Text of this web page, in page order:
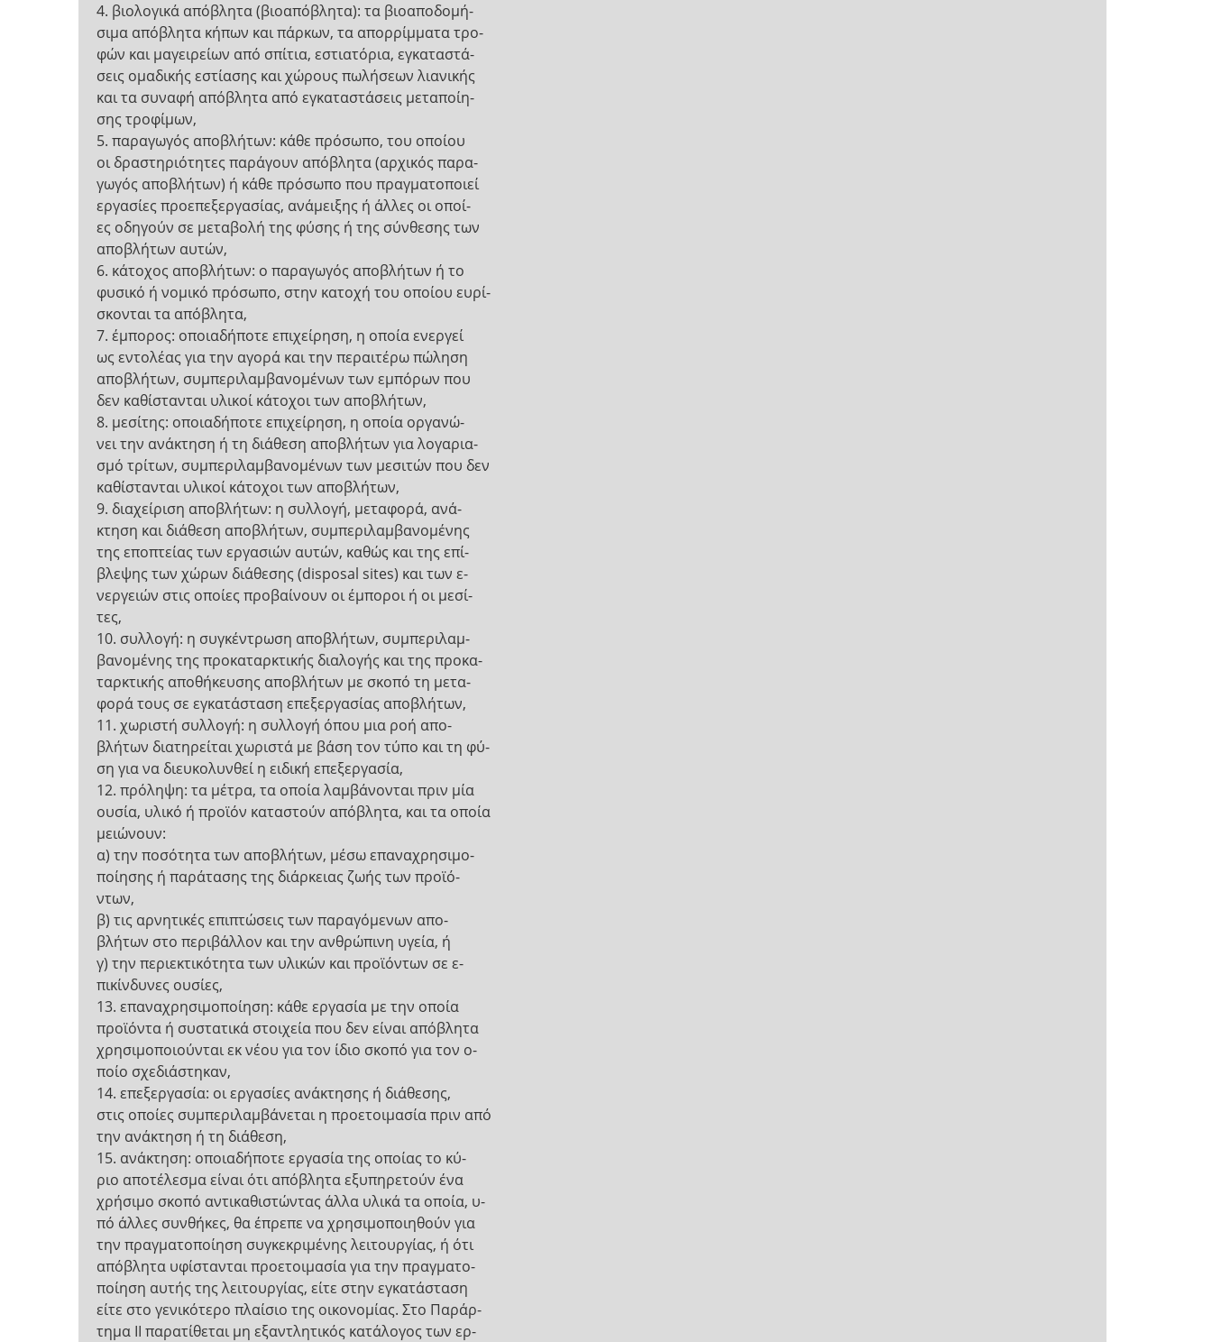
4. βιολογικά απόβλητα (βιοαπόβλητα): τα βιοαποδομή-
σιμα απόβλητα κήπων και πάρκων, τα απορρίμματα τρο-
φών και μαγειρείων από σπίτια, εστιατόρια, εγκαταστά-
σεις ομαδικής εστίασης και χώρους πωλήσεων λιανικής
και τα συναφή απόβλητα από εγκαταστάσεις μεταποίη-
σης τροφίμων,
5. παραγωγός αποβλήτων: κάθε πρόσωπο, του οποίου
οι δραστηριότητες παράγουν απόβλητα (αρχικός παρα-
γωγός αποβλήτων) ή κάθε πρόσωπο που πραγματοποιεί
εργασίες προεπεξεργασίας, ανάμειξης ή άλλες οι οποί-
ες οδηγούν σε μεταβολή της φύσης ή της σύνθεσης των
αποβλήτων αυτών,
6. κάτοχος αποβλήτων: ο παραγωγός αποβλήτων ή το
φυσικό ή νομικό πρόσωπο, στην κατοχή του οποίου ευρί-
σκονται τα απόβλητα,
7. έμπορος: οποιαδήποτε επιχείρηση, η οποία ενεργεί
ως εντολέας για την αγορά και την περαιτέρω πώληση
αποβλήτων, συμπεριλαμβανομένων των εμπόρων που
δεν καθίστανται υλικοί κάτοχοι των αποβλήτων,
8. μεσίτης: οποιαδήποτε επιχείρηση, η οποία οργανώ-
νει την ανάκτηση ή τη διάθεση αποβλήτων για λογαρια-
σμό τρίτων, συμπεριλαμβανομένων των μεσιτών που δεν
καθίστανται υλικοί κάτοχοι των αποβλήτων,
9. διαχείριση αποβλήτων: η συλλογή, μεταφορά, ανά-
κτηση και διάθεση αποβλήτων, συμπεριλαμβανομένης
της εποπτείας των εργασιών αυτών, καθώς και της επί-
βλεψης των χώρων διάθεσης (disposal sites) και των ε-
νεργειών στις οποίες προβαίνουν οι έμποροι ή οι μεσί-
τες,
10. συλλογή: η συγκέντρωση αποβλήτων, συμπεριλαμ-
βανομένης της προκαταρκτικής διαλογής και της προκα-
ταρκτικής αποθήκευσης αποβλήτων με σκοπό τη μετα-
φορά τους σε εγκατάσταση επεξεργασίας αποβλήτων,
11. χωριστή συλλογή: η συλλογή όπου μια ροή απο-
βλήτων διατηρείται χωριστά με βάση τον τύπο και τη φύ-
ση για να διευκολυνθεί η ειδική επεξεργασία,
12. πρόληψη: τα μέτρα, τα οποία λαμβάνονται πριν μία
ουσία, υλικό ή προϊόν καταστούν απόβλητα, και τα οποία
μειώνουν:
α) την ποσότητα των αποβλήτων, μέσω επαναχρησιμο-
ποίησης ή παράτασης της διάρκειας ζωής των προϊό-
ντων,
β) τις αρνητικές επιπτώσεις των παραγόμενων απο-
βλήτων στο περιβάλλον και την ανθρώπινη υγεία, ή
γ) την περιεκτικότητα των υλικών και προϊόντων σε ε-
πικίνδυνες ουσίες,
13. επαναχρησιμοποίηση: κάθε εργασία με την οποία
προϊόντα ή συστατικά στοιχεία που δεν είναι απόβλητα
χρησιμοποιούνται εκ νέου για τον ίδιο σκοπό για τον ο-
ποίο σχεδιάστηκαν,
14. επεξεργασία: οι εργασίες ανάκτησης ή διάθεσης,
στις οποίες συμπεριλαμβάνεται η προετοιμασία πριν από
την ανάκτηση ή τη διάθεση,
15. ανάκτηση: οποιαδήποτε εργασία της οποίας το κύ-
ριο αποτέλεσμα είναι ότι απόβλητα εξυπηρετούν ένα
χρήσιμο σκοπό αντικαθιστώντας άλλα υλικά τα οποία, υ-
πό άλλες συνθήκες, θα έπρεπε να χρησιμοποιηθούν για
την πραγματοποίηση συγκεκριμένης λειτουργίας, ή ότι
απόβλητα υφίστανται προετοιμασία για την πραγματο-
ποίηση αυτής της λειτουργίας, είτε στην εγκατάσταση
είτε στο γενικότερο πλαίσιο της οικονομίας. Στο Παράρ-
τημα ΙΙ παρατίθεται μη εξαντλητικός κατάλογος των ερ-